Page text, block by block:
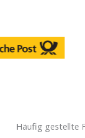
Häufig gestellte